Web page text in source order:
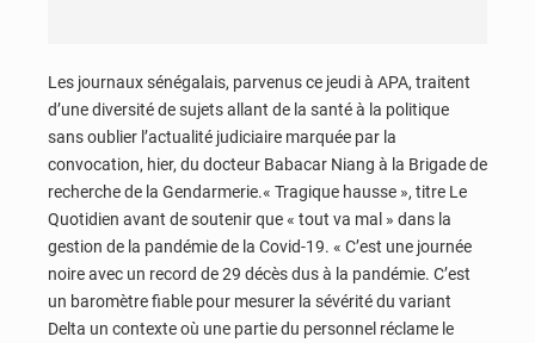
Les journaux sénégalais, parvenus ce jeudi à APA, traitent
d’une diversité de sujets allant de la santé à la politique
sans oublier l’actualité judiciaire marquée par la
convocation, hier, du docteur Babacar Niang à la Brigade de
recherche de la Gendarmerie.« Tragique hausse », titre Le
Quotidien avant de soutenir que « tout va mal » dans la
gestion de la pandémie de la Covid-19. « C’est une journée
noire avec un record de 29 décès dus à la pandémie. C’est
un baromètre fiable pour mesurer la sévérité du variant
Delta un contexte où une partie du personnel réclame le